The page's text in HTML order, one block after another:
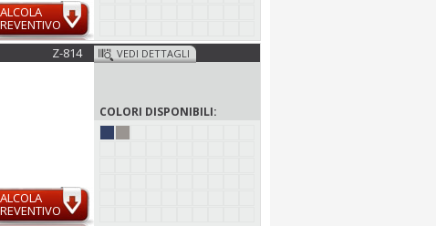
Z-814 VEDI DETTAGLI
COLORI DISPONIBILI: